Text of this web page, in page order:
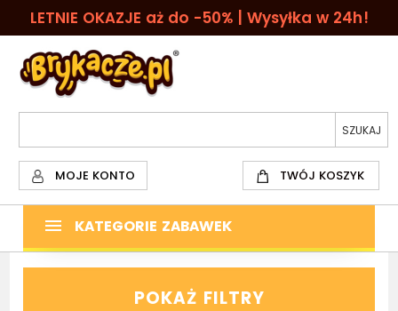
LETNIE OKAZJE aż do -50% | Wysyłka w 24h!
MOJE KONTO TWÓJ KOSZYK
KATEGORIE ZABAWEK
POKAŻ FILTRY